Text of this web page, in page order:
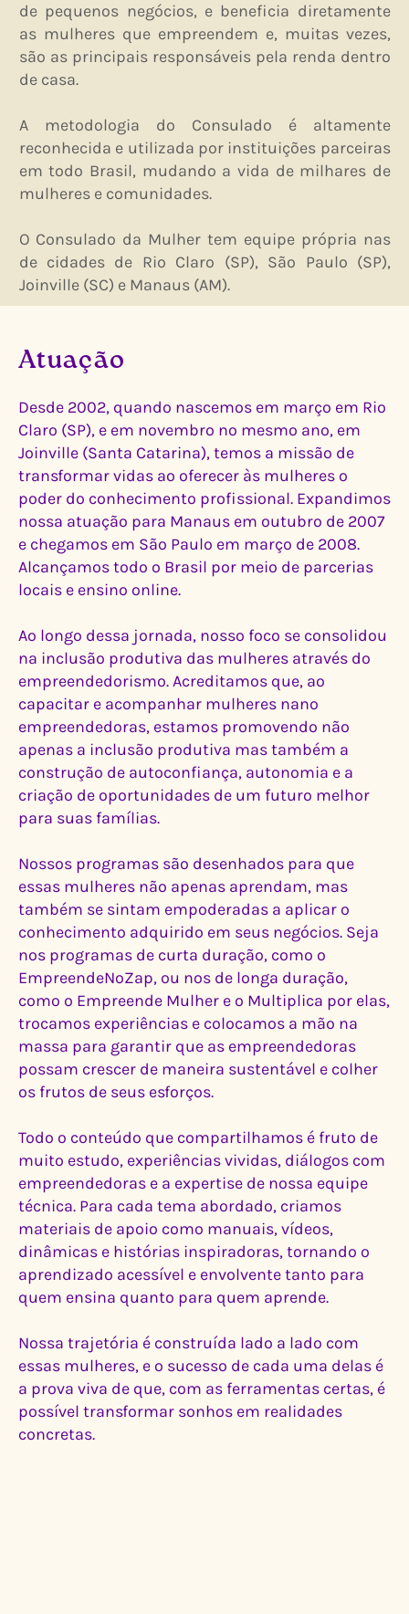
de pequenos negócios, e beneficia diretamente
as mulheres que empreendem e, muitas vezes,
são as principais responsáveis pela renda dentro
de casa.
A metodologia do Consulado é altamente
reconhecida e utilizada por instituições parceiras
em todo Brasil, mudando a vida de milhares de
mulheres e comunidades.
O Consulado da Mulher tem equipe própria nas
de cidades de Rio Claro (SP), São Paulo (SP),
Joinville (SC) e Manaus (AM).
Atuação
Desde 2002, quando nascemos em março em Rio
Claro (SP), e em novembro no mesmo ano, em
Joinville (Santa Catarina), temos a missão de
transformar vidas ao oferecer às mulheres o
poder do conhecimento profissional. Expandimos
nossa atuação para Manaus em outubro de 2007
e chegamos em São Paulo em março de 2008.
Alcançamos todo o Brasil por meio de parcerias
locais e ensino online.
Ao longo dessa jornada, nosso foco se consolidou
na inclusão produtiva das mulheres através do
empreendedorismo. Acreditamos que, ao
capacitar e acompanhar mulheres nano
empreendedoras, estamos promovendo não
apenas a inclusão produtiva mas também a
construção de autoconfiança, autonomia e a
criação de oportunidades de um futuro melhor
para suas famílias.
Nossos programas são desenhados para que
essas mulheres não apenas aprendam, mas
também se sintam empoderadas a aplicar o
conhecimento adquirido em seus negócios. Seja
nos programas de curta duração, como o
EmpreendeNoZap, ou nos de longa duração,
como o Empreende Mulher e o Multiplica por elas,
trocamos experiências e colocamos a mão na
massa para garantir que as empreendedoras
possam crescer de maneira sustentável e colher
os frutos de seus esforços.
Todo o conteúdo que compartilhamos é fruto de
muito estudo, experiências vividas, diálogos com
empreendedoras e a expertise de nossa equipe
técnica. Para cada tema abordado, criamos
materiais de apoio como manuais, vídeos,
dinâmicas e histórias inspiradoras, tornando o
aprendizado acessível e envolvente tanto para
quem ensina quanto para quem aprende.
Nossa trajetória é construída lado a lado com
essas mulheres, e o sucesso de cada uma delas é
a prova viva de que, com as ferramentas certas, é
possível transformar sonhos em realidades
concretas.